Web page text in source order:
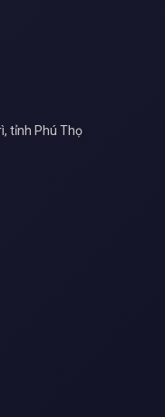
tỉnh Phú Thọ